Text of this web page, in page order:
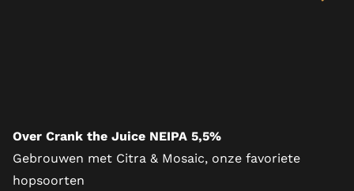
Over Crank the Juice NEIPA 5,5%
Gebrouwen met Citra & Mosaic, onze favoriete
hopsoorten